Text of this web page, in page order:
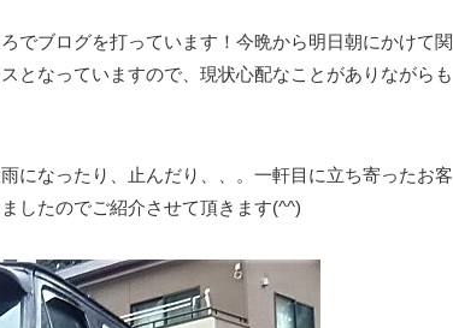
でブログを打っています！今晩から明日朝にかけて関
となっていますので、現状心配なことがありながらも
になったり、止んだり、、。一軒目に立ち寄ったお客
したのでご紹介させて頂きます(^^)